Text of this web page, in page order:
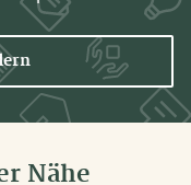
Nähe